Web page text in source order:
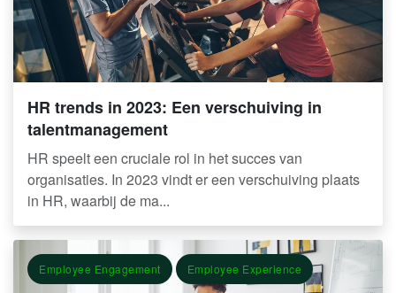
HR trends in 2023: Een verschuiving in
talentmanagement
HR speelt een cruciale rol in het succes van
organisaties. In 2023 vindt er een verschuiving plaats
in HR, waarbij de ma...
Employee Engagement Employee Experience